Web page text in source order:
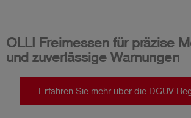
OLLI Freimessen für präzise
und zuverlässige Warnungen
Erfahren Sie mehr über die DGUV